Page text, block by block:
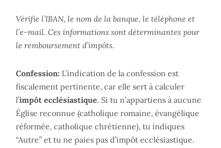
Vérifie l’IBAN, le nom de la banque, le téléphone et
l’e-mail. Ces informations sont déterminantes pour
le remboursement d’impôts.
Confession: L’indication de la confession est
fiscalement pertinente, car elle sert à calculer
l’impôt ecclésiastique. Si tu n’appartiens à aucune
Église reconnue (catholique romaine, évangélique
réformée, catholique chrétienne), tu indiques
“Autre” et tu ne paies pas d’impôt ecclésiastique.